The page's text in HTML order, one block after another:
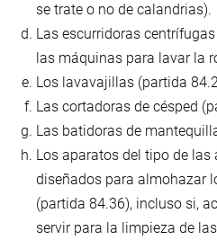
se trate o no de calandrias).
Las escurridoras
las máquinas para lavar la
Los lavavajillas (partida
Las cortadoras de césped
Las batidoras de
Los aparatos del tipo de
diseñados para almohazar
(partida 84.36), incluso si,
servir para la limpieza de